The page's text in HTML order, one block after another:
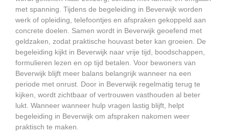
met spanning. Tijdens de begeleiding in Beverwijk worden
werk of opleiding, telefoontjes en afspraken gekoppeld aan
concrete doelen. Samen wordt in Beverwijk geoefend met
geldzaken, zodat praktische houvast beter kan groeien. De
begeleiding kijkt in Beverwijk naar vrije tijd, boodschappen,
formulieren lezen en op tijd betalen. Voor bewoners van
Beverwijk blijft meer balans belangrijk wanneer na een
periode met onrust. Door in Beverwijk regelmatig terug te
kijken, wordt zichtbaar of vertrouwen vasthouden al beter
lukt. Wanneer wanneer hulp vragen lastig blijft, helpt
begeleiding in Beverwijk om afspraken nakomen weer
praktisch te maken.